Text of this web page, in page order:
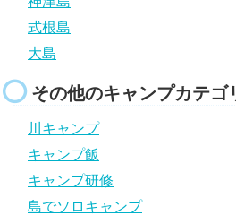
式根島
大島
その他のキャンプカテゴ
川キャンプ
キャンプ飯
キャンプ研修
島でソロキャンプ